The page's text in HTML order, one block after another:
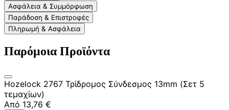
Ασφάλεια & Συμμόρφωση
Παράδοση & Επιστροφές
Πληρωμή & Ασφάλεια
Παρόμοια Προϊόντα
Hozelock 2767 Τρίδρομος Σύνδεσμος 13mm (Σετ 5
τεμαχίων)
Από 13,76 €